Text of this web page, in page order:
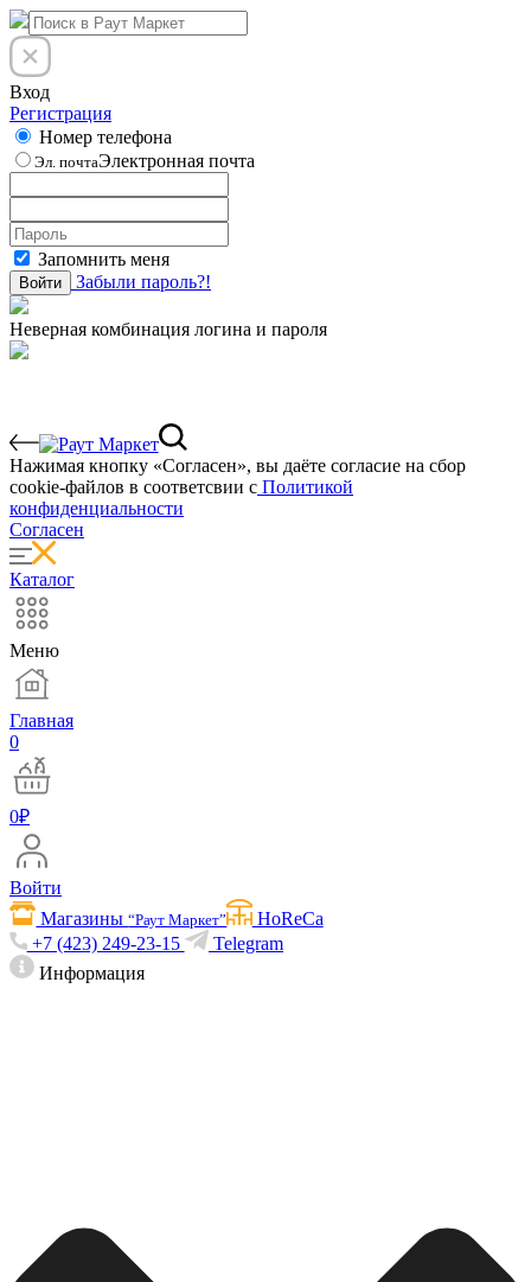
Вход
Регистрация
Номер телефона
Эл. почтаЭлектронная почта
Запомнить меня
Войти Забыли пароль?!
Неверная комбинация логина и пароля
Нажимая кнопку «Согласен», вы даёте cогласие на сбор
cookie-файлов в соответсвии с Политикой
конфиденциальности
Согласен
Каталог
Меню
Главная
0
0₽
Войти
Магазины“Раут Маркет”
HoReCa
+7 (423) 249-23-15
Telegram
Информация